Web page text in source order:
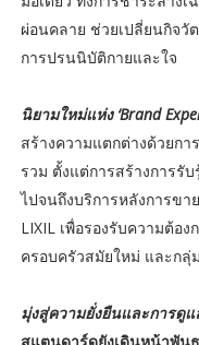
ผ่อนคลาย ช่วยเปลี่ยนกิจวั
การปรนนิบัติกายและใจ
นิยามใหม่แห่ง ‘Brand
สร้างความแตกต่างด้วยก
รวม ตั้งแต่การสร้างการรั
ไปจนถึงบริการหลังการข
LIXIL เพื่อรองรับความต้อ
ครอบครัวสมัยใหม่ และกลุ่
มุ่งสู่ความยั่งยืนและการดู